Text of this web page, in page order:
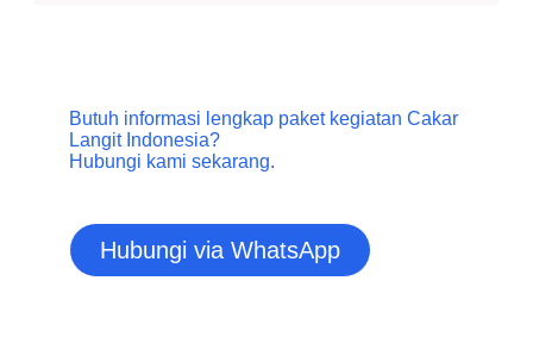
Butuh informasi lengkap paket kegiatan Cakar
Langit Indonesia?
Hubungi kami sekarang.
Hubungi via WhatsApp